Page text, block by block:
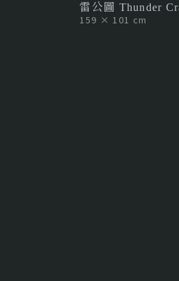
雷公圖 Thunder
159 × 101 cm